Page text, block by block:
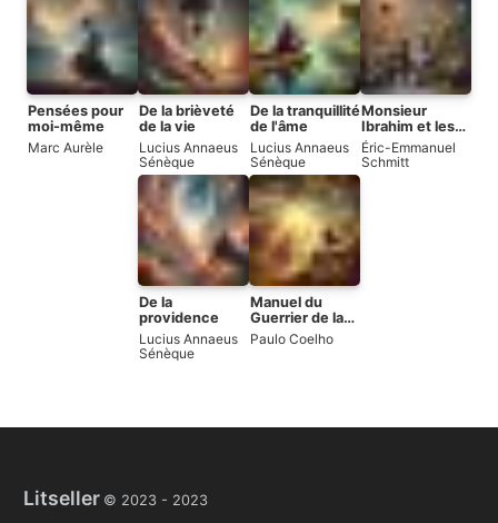
Pensées pour
moi-même
Marc Aurèle
De la brièveté
de la vie
Lucius Annaeus
Sénèque
De la tranquillité
de l'âme
Lucius Annaeus
Sénèque
Monsieur
Ibrahim et les
fleurs du Coran
Éric-Emmanuel
Schmitt
De la
providence
Lucius Annaeus
Sénèque
Manuel du
Guerrier de la
Lumière
Paulo Coelho
Litseller © 2023 - 2023